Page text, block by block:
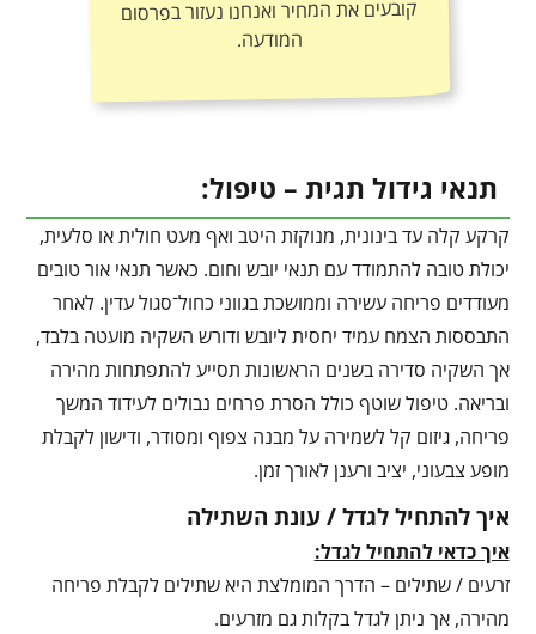
המודעה.
תנאי גידול תגית – טיפול:
קרקע קלה עד בינונית, מנוקזת היטב ואף מעט חולית או סלעית,
יכולת טובה להתמודד עם תנאי יובש וחום. כאשר תנאי אור טובים
מעודדים פריחה עשירה וממושכת בגווני כחול־סגול עדין. לאחר
התבססות הצמח עמיד יחסית ליובש ודורש השקיה מועטה בלבד,
אך השקיה סדירה בשנים הראשונות תסייע להתפתחות מהירה
ובריאה. טיפול שוטף כולל הסרת פרחים נבולים לעידוד המשך
פריחה, גיזום קל לשמירה על מבנה צפוף ומסודר, ודישון לקבלת
מופע צבעוני, יציב ורענן לאורך זמן.
איך להתחיל לגדל / עונת השתילה
איך כדאי להתחיל לגדל:
זרעים / שתילים – הדרך המומלצת היא שתילים לקבלת פריחה
מהירה, אך ניתן לגדל בקלות גם מזרעים.